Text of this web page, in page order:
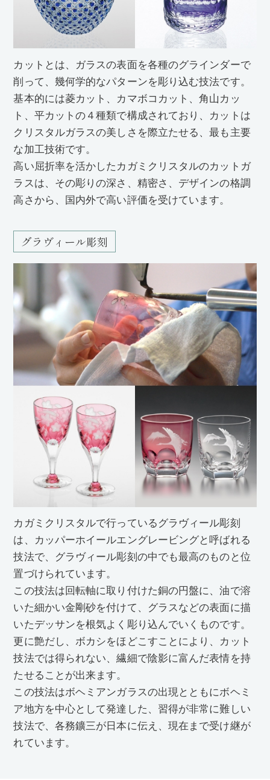
カットとは、ガラスの表面を各種のグラインダーで
削って、幾何学的なパターンを彫り込む技法です。
基本的には菱カット、カマボコカット、角山カッ
ト、平カットの４種類で構成されており、カットは
クリスタルガラスの美しさを際立たせる、最も主要
な加工技術です。
高い屈折率を活かしたカガミクリスタルのカットガ
ラスは、その彫りの深さ、精密さ、デザインの格調
高さから、国内外で高い評価を受けています。
グラヴィール彫刻
カガミクリスタルで行っているグラヴィール彫刻
は、カッパーホイールエングレービングと呼ばれる
技法で、グラヴィール彫刻の中でも最高のものと位
置づけられています。
この技法は回転軸に取り付けた銅の円盤に、油で溶
いた細かい金剛砂を付けて、グラスなどの表面に描
いたデッサンを根気よく彫り込んでいくものです。
更に艶だし、ボカシをほどこすことにより、カット
技法では得られない、繊細で陰影に富んだ表情を持
たせることが出来ます。
この技法はボヘミアンガラスの出現とともにボヘミ
ア地方を中心として発達した、習得が非常に難しい
技法で、各務鑛三が日本に伝え、現在まで受け継が
れています。